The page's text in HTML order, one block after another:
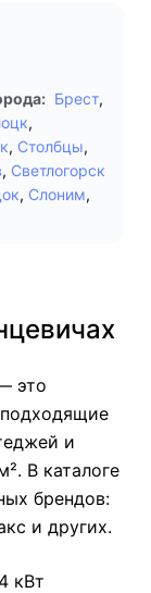
Брест,
,
, Столбцы,
, Светлогорск
, Слоним,
это
и
В каталоге
брендов:
и других.
кВт